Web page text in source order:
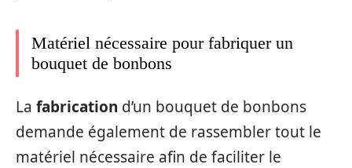
Matériel nécessaire pour fabriquer un
bouquet de bonbons
La fabrication d’un bouquet de bonbons
demande également de rassembler tout le
matériel nécessaire afin de faciliter le